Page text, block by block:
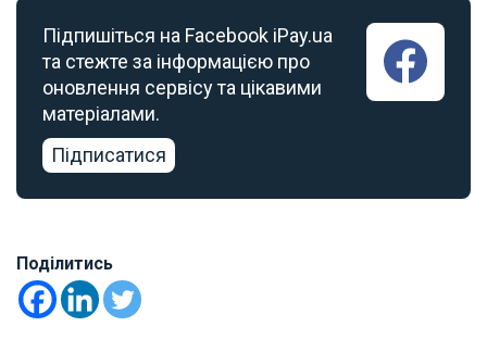
Підпишіться на Facebook iPay.ua
та стежте за інформацією про
оновлення сервісу та цікавими
матеріалами.
Підписатися
Поділитись